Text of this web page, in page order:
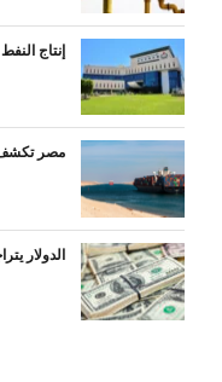
إنتاج النفط
مصر تكشف
الدولار